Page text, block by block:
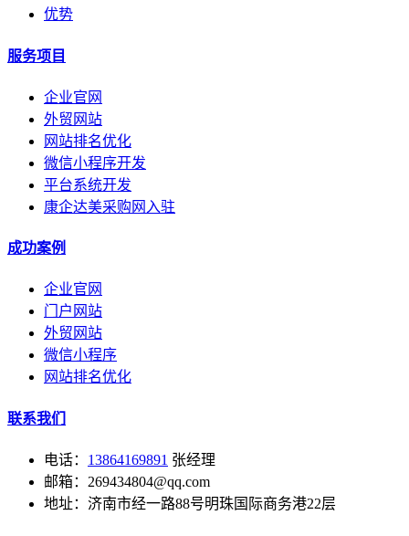
优势
服务项目
企业官网
外贸网站
网站排名优化
微信小程序开发
平台系统开发
康企达美采购网入驻
成功案例
企业官网
门户网站
外贸网站
微信小程序
网站排名优化
联系我们
电话： 13864169891 张经理
邮箱：269434804@qq.com
地址：济南市经一路88号明珠国际商务港22层